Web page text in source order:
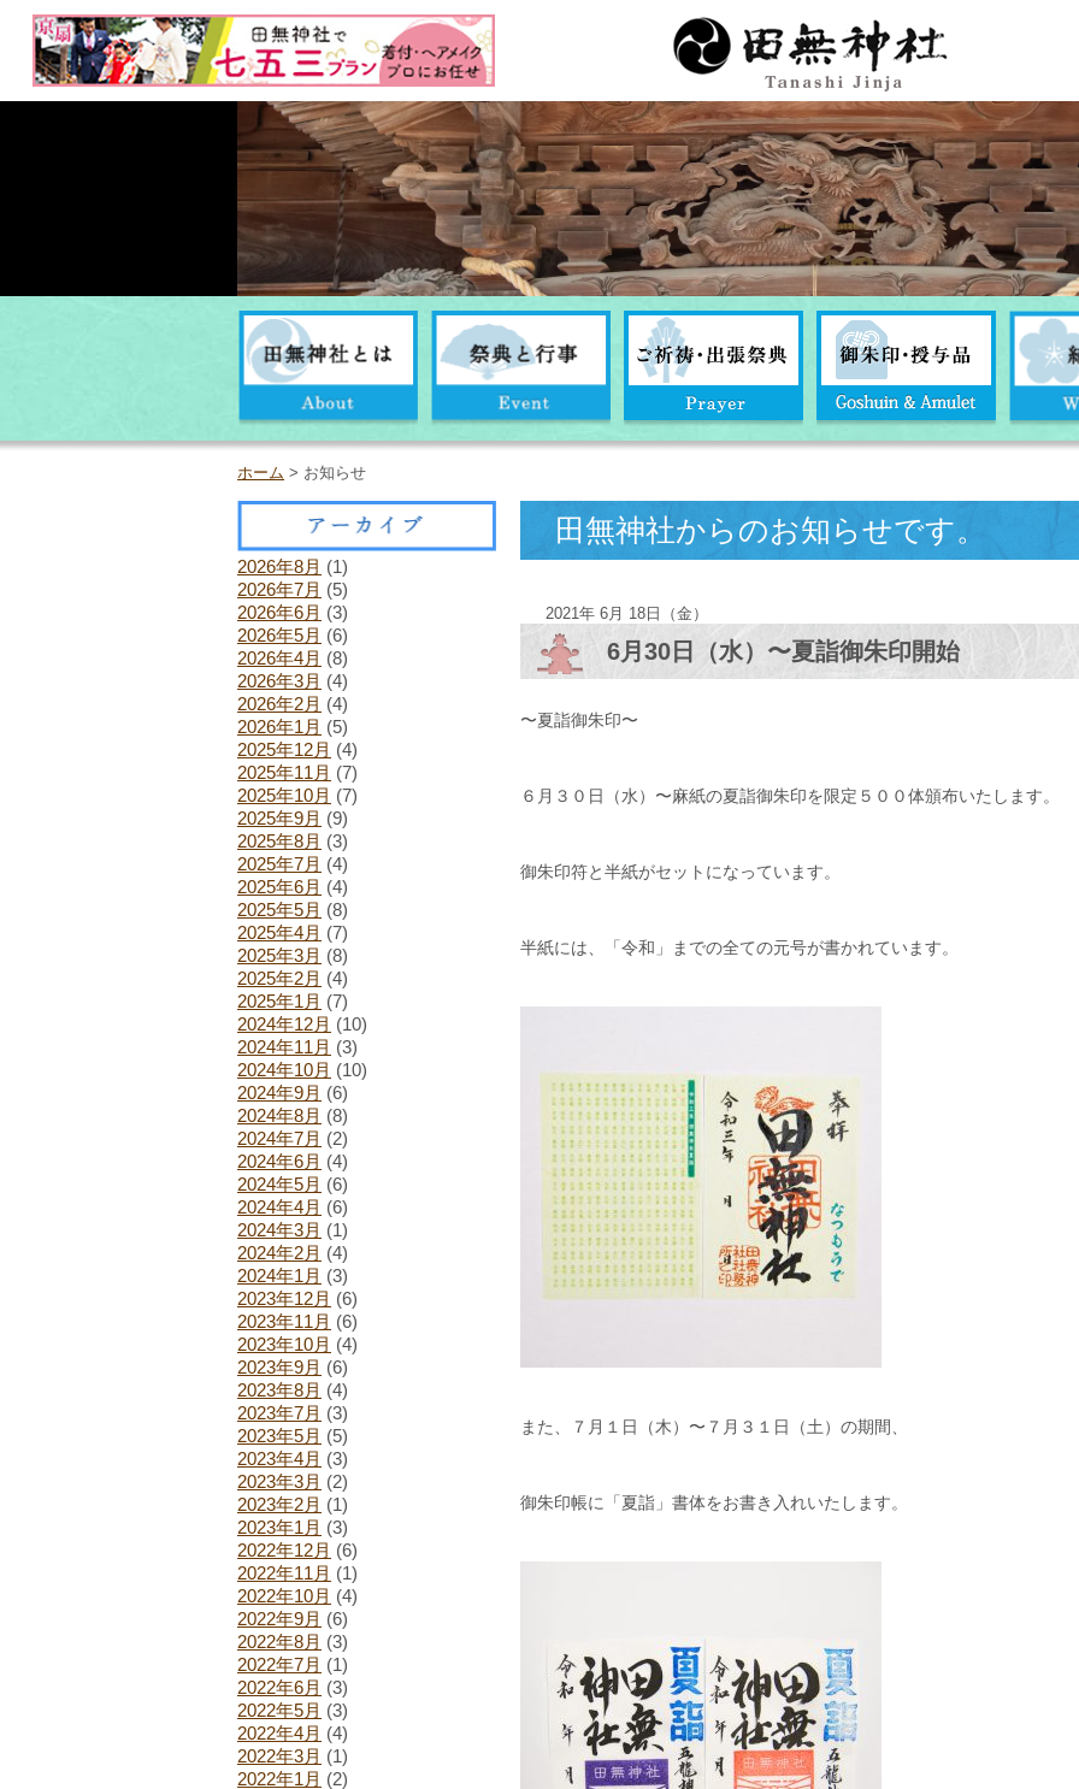
ホーム > お知らせ
2026年8月 (1)
2026年7月 (5)
2026年6月 (3)
2026年5月 (6)
2026年4月 (8)
2026年3月 (4)
2026年2月 (4)
2026年1月 (5)
2025年12月 (4)
2025年11月 (7)
2025年10月 (7)
2025年9月 (9)
2025年8月 (3)
2025年7月 (4)
2025年6月 (4)
2025年5月 (8)
2025年4月 (7)
2025年3月 (8)
2025年2月 (4)
2025年1月 (7)
2024年12月 (10)
2024年11月 (3)
2024年10月 (10)
2024年9月 (6)
2024年8月 (8)
2024年7月 (2)
2024年6月 (4)
2024年5月 (6)
2024年4月 (6)
2024年3月 (1)
2024年2月 (4)
2024年1月 (3)
2023年12月 (6)
2023年11月 (6)
2023年10月 (4)
2023年9月 (6)
2023年8月 (4)
2023年7月 (3)
2023年5月 (5)
2023年4月 (3)
2023年3月 (2)
2023年2月 (1)
2023年1月 (3)
2022年12月 (6)
2022年11月 (1)
2022年10月 (4)
2022年9月 (6)
2022年8月 (3)
2022年7月 (1)
2022年6月 (3)
2022年5月 (3)
2022年4月 (4)
2022年3月 (1)
2022年1月 (2)
田無神社からのお知らせです。
2021年 6月 18日（金）
6月30日（水）〜夏詣御朱印開始
〜夏詣御朱印〜
６月３０日（水）〜麻紙の夏詣御朱印を限定５００体頒布いたします。
御朱印符と半紙がセットになっています。
半紙には、「令和」までの全ての元号が書かれています。
また、７月１日（木）〜７月３１日（土）の期間、
御朱印帳に「夏詣」書体をお書き入れいたします。